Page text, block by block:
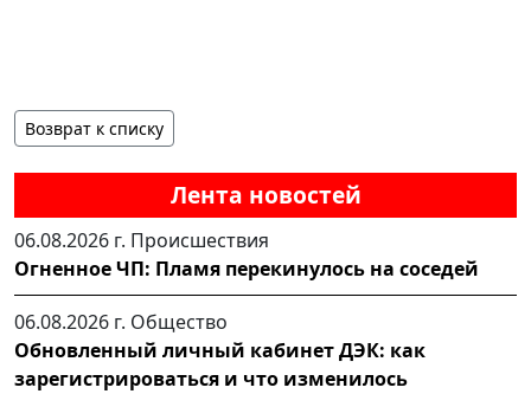
Лента новостей
06.08.2026 г. Происшествия
Огненное ЧП: Пламя перекинулось на соседей
06.08.2026 г. Общество
Обновленный личный кабинет ДЭК: как
зарегистрироваться и что изменилось
Возврат к списку